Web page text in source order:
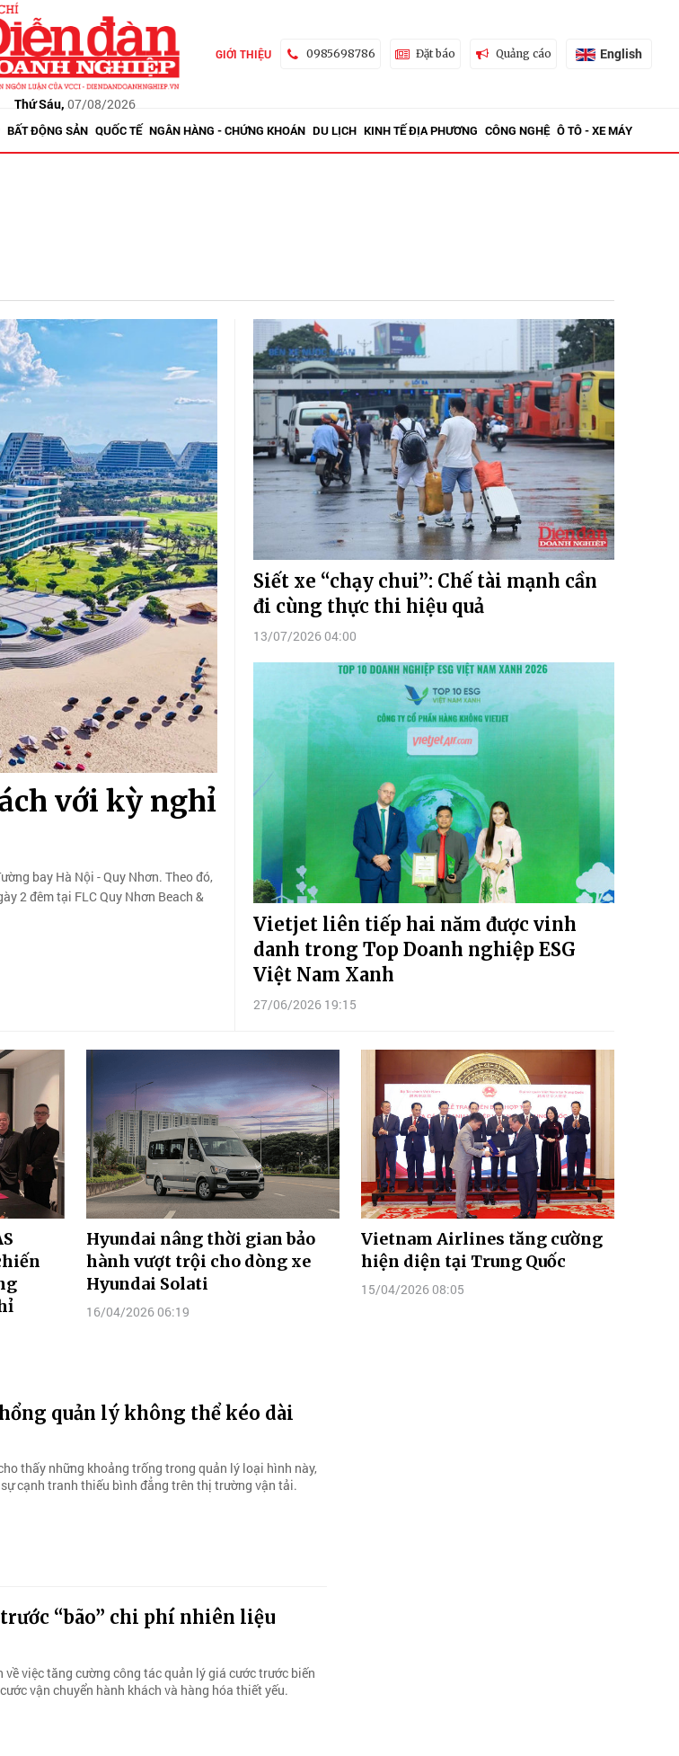
Thứ Sáu, 07/08/2026
GIỚI THIỆU 0985698786 Đặt báo Quảng cáo English
BẤT ĐỘNG SẢN QUỐC TẾ NGÂN HÀNG - CHỨNG KHOÁN DU LỊCH KINH TẾ ĐỊA PHƯƠNG CÔNG NGHỆ Ô TÔ - XE MÁY
với kỳ nghỉ
bay Hà Nội - Quy Nhơn. Theo đó,
2 đêm tại FLC Quy Nhơn Beach &
Siết xe “chạy chui”: Chế tài mạnh cần
đi cùng thực thi hiệu quả
13/07/2026 04:00
Vietjet liên tiếp hai năm được vinh
danh trong Top Doanh nghiệp ESG
Việt Nam Xanh
27/06/2026 19:15
Hyundai nâng thời gian bảo
hành vượt trội cho dòng xe
Hyundai Solati
16/04/2026 06:19
Vietnam Airlines tăng cường
hiện diện tại Trung Quốc
15/04/2026 08:05
quản lý không thể kéo dài
thấy những khoảng trống trong quản lý loại hình này,
cạnh tranh thiếu bình đẳng trên thị trường vận tải.
“bão” chi phí nhiên liệu
về việc tăng cường công tác quản lý giá cước trước biến
vận chuyển hành khách và hàng hóa thiết yếu.